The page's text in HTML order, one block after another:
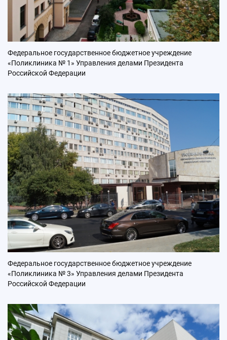
Федеральное государственное бюджетное учреждение
«Поликлиника № 1» Управления делами Президента
Российской Федерации
Федеральное государственное бюджетное учреждение
«Поликлиника № 3» Управления делами Президента
Российской Федерации